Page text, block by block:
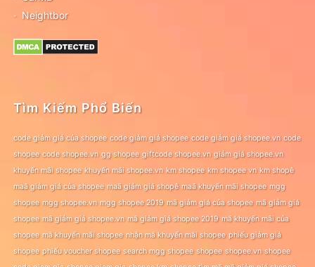
Neightbor
Tìm Kiếm Phổ Biến
code giảm giá của shopee code giảm giá shopee code giảm giá shopee.vn code
shopee code shopee.vn gg shopee giftcode shopee.vn giảm giá shopee.vn
khuyến mãi shopee khuyến mãi shopee.vn km shopee km shopee vn km shopê
maã giảm giá của shopee maã giảm giá shopê maã khuyến mãi shopee mgg
shopee mgg shopee.vn mgg shopee 2019 mã giảm giá của shopee mã giảm giá
shopee mã giảm giá shopee.vn mã giảm giá shopee 2019 mã khuyến mãi của
shopee mã khuyến mãi shopee nhận mã khuyến mãi shopee phiếu giảm giá
shopee phiếu voucher shopee search mgg shopee shopee shopee.vn shopee